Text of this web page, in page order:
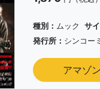
種別：ムック サ
発行所： シンコー
アマゾ